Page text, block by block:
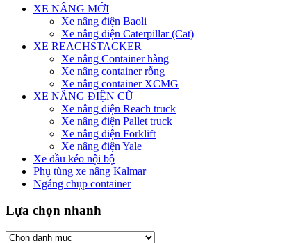
XE NÂNG MỚI
Xe nâng điện Baoli
Xe nâng điện Caterpillar (Cat)
XE REACHSTACKER
Xe nâng Container hàng
Xe nâng container rỗng
Xe nâng container XCMG
XE NÂNG ĐIỆN CŨ
Xe nâng điện Reach truck
Xe nâng điện Pallet truck
Xe nâng điện Forklift
Xe nâng điện Yale
Xe đầu kéo nội bộ
Phụ tùng xe nâng Kalmar
Ngáng chụp container
Lựa chọn nhanh